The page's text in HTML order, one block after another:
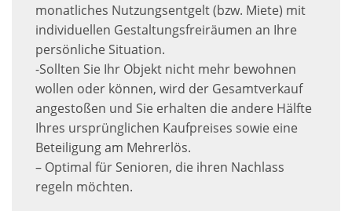
monatliches Nutzungsentgelt (bzw. Miete) mit
individuellen Gestaltungsfreiräumen an Ihre
persönliche Situation.
-Sollten Sie Ihr Objekt nicht mehr bewohnen
wollen oder können, wird der Gesamtverkauf
angestoßen und Sie erhalten die andere Hälfte
Ihres ursprünglichen Kaufpreises sowie eine
Beteiligung am Mehrerlös.
– Optimal für Senioren, die ihren Nachlass
regeln möchten.